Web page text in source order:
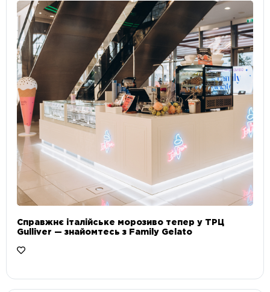
Справжнє італійське морозиво тепер у ТРЦ
Gulliver — знайомтесь з Family Gelato